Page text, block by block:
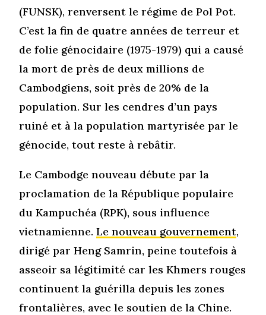
(FUNSK), renversent le régime de Pol Pot.
C’est la fin de quatre années de terreur et
de folie génocidaire (1975-1979) qui a causé
la mort de près de deux millions de
Cambodgiens, soit près de 20% de la
population. Sur les cendres d’un pays
ruiné et à la population martyrisée par le
génocide, tout reste à rebâtir.
Le Cambodge nouveau débute par la
proclamation de la République populaire
du Kampuchéa (RPK), sous influence
vietnamienne.Le nouveau gouvernement,
dirigé par Heng Samrin, peine toutefois à
asseoir sa légitimité car les Khmers rouges
continuent la guérilla depuis les zones
frontalières, avec le soutien de la Chine.